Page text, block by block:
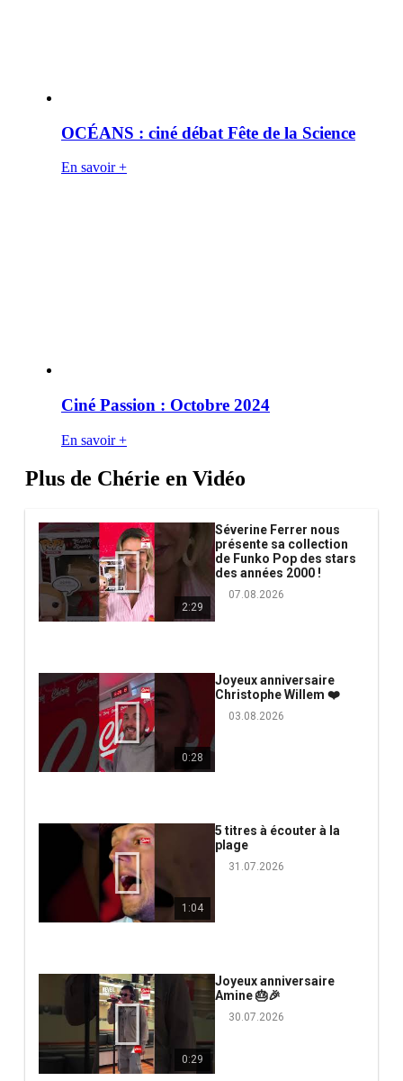
OCÉANS : ciné débat Fête de la Science
En savoir +
Ciné Passion : Octobre 2024
En savoir +
Plus de Chérie en Vidéo
2:29
Séverine Ferrer nous
présente sa collection
de Funko Pop des stars
des années 2000 !
07.08.2026
0:28
Joyeux anniversaire
Christophe Willem ❤️
03.08.2026
1:04
5 titres à écouter à la
plage
31.07.2026
0:29
Joyeux anniversaire
Amine 🎂🎉
30.07.2026